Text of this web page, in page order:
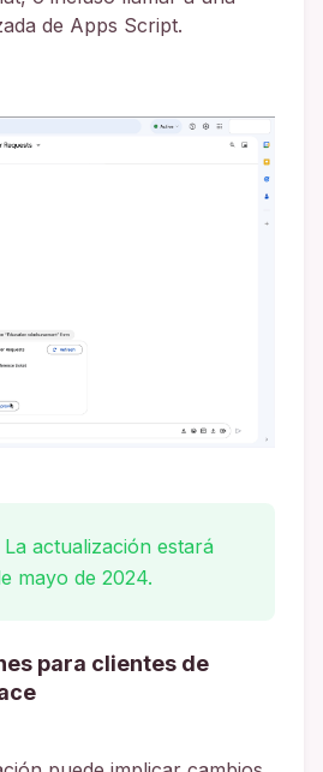
de Apps Script.
La actualización estará
mayo de 2024.
para clientes de